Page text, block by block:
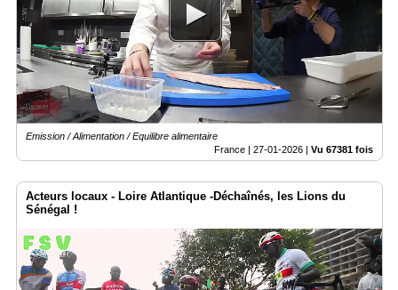
Emission / Alimentation / Equilibre alimentaire
France | 27-01-2026 | Vu 67381 fois
Acteurs locaux - Loire Atlantique -Déchaînés, les Lions du
Sénégal !